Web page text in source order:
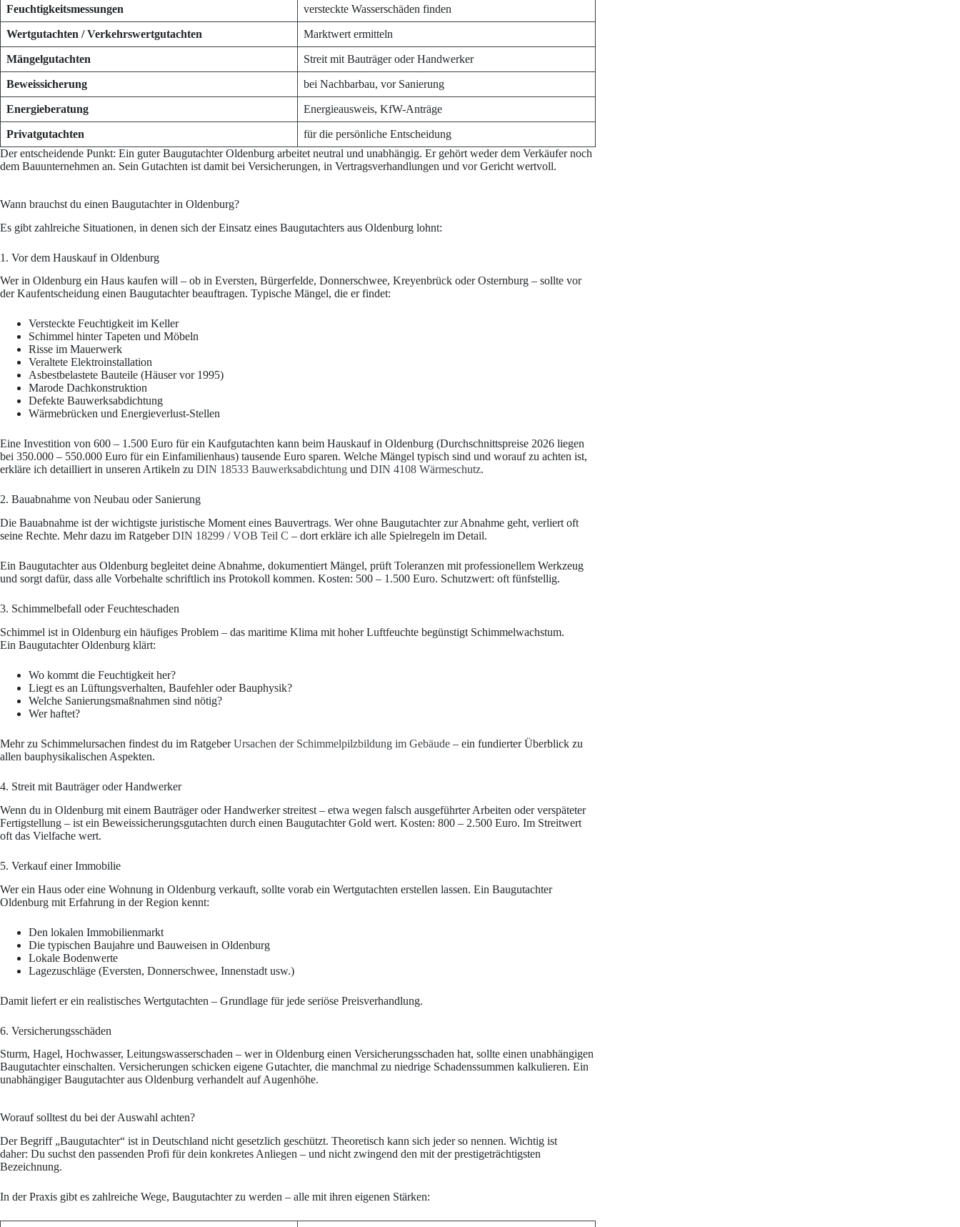
Feuchtigkeitsmessungen versteckte Wasserschäden finden
Wertgutachten / Verkehrswertgutachten Marktwert ermitteln
Mängelgutachten Streit mit Bauträger oder Handwerker
Beweissicherung bei Nachbarbau, vor Sanierung
Energieberatung Energieausweis, KfW-Anträge
Privatgutachten
für die persönliche Entscheidung
Der entscheidende Punkt: Ein guter Baugutachter Oldenburg arbeitet neutral und unabhängig. Er gehört weder dem Verkäufer noch
dem Bauunternehmen an. Sein Gutachten ist damit bei Versicherungen, in Vertragsverhandlungen und vor Gericht wertvoll.
Wann brauchst du einen Baugutachter in Oldenburg?
Es gibt zahlreiche Situationen, in denen sich der Einsatz eines Baugutachters aus Oldenburg lohnt:
1. Vor dem Hauskauf in Oldenburg
Wer in Oldenburg ein Haus kaufen will – ob in Eversten, Bürgerfelde, Donnerschwee, Kreyenbrück oder Osternburg – sollte vor
der Kaufentscheidung einen Baugutachter beauftragen. Typische Mängel, die er findet:
Versteckte Feuchtigkeit im Keller
Schimmel hinter Tapeten und Möbeln
Risse im Mauerwerk
Veraltete Elektroinstallation
Asbestbelastete Bauteile (Häuser vor 1995)
Marode Dachkonstruktion
Defekte Bauwerksabdichtung
Wärmebrücken und Energieverlust-Stellen
Eine Investition von 600 – 1.500 Euro für ein Kaufgutachten kann beim Hauskauf in Oldenburg (Durchschnittspreise 2026 liegen
bei 350.000 – 550.000 Euro für ein Einfamilienhaus) tausende Euro sparen. Welche Mängel typisch sind und worauf zu achten ist,
erkläre ich detailliert in unseren Artikeln zu DIN 18533 Bauwerksabdichtung und DIN 4108 Wärmeschutz.
2. Bauabnahme von Neubau oder Sanierung
Die Bauabnahme ist der wichtigste juristische Moment eines Bauvertrags. Wer ohne Baugutachter zur Abnahme geht, verliert oft
seine Rechte. Mehr dazu im RatgeberDIN 18299 / VOB Teil C – dort erkläre ich alle Spielregeln im Detail.
Ein Baugutachter aus Oldenburg begleitet deine Abnahme, dokumentiert Mängel, prüft Toleranzen mit professionellem Werkzeug
und sorgt dafür, dass alle Vorbehalte schriftlich ins Protokoll kommen. Kosten: 500 – 1.500 Euro. Schutzwert: oft fünfstellig.
3. Schimmelbefall oder Feuchteschaden
Schimmel ist in Oldenburg ein häufiges Problem – das maritime Klima mit hoher Luftfeuchte begünstigt Schimmelwachstum.
Ein Baugutachter Oldenburg klärt:
Wo kommt die Feuchtigkeit her?
Liegt es an Lüftungsverhalten, Baufehler oder Bauphysik?
Welche Sanierungsmaßnahmen sind nötig?
Wer haftet?
Mehr zu Schimmelursachen findest du im RatgeberUrsachen der Schimmelpilzbildung im Gebäude – ein fundierter Überblick zu
allen bauphysikalischen Aspekten.
4. Streit mit Bauträger oder Handwerker
Wenn du in Oldenburg mit einem Bauträger oder Handwerker streitest – etwa wegen falsch ausgeführter Arbeiten oder verspäteter
Fertigstellung – ist ein Beweissicherungsgutachten durch einen Baugutachter Gold wert. Kosten: 800 – 2.500 Euro. Im Streitwert
oft das Vielfache wert.
5. Verkauf einer Immobilie
Wer ein Haus oder eine Wohnung in Oldenburg verkauft, sollte vorab ein Wertgutachten erstellen lassen. Ein Baugutachter
Oldenburg mit Erfahrung in der Region kennt:
Den lokalen Immobilienmarkt
Die typischen Baujahre und Bauweisen in Oldenburg
Lokale Bodenwerte
Lagezuschläge (Eversten, Donnerschwee, Innenstadt usw.)
Damit liefert er ein realistisches Wertgutachten – Grundlage für jede seriöse Preisverhandlung.
6. Versicherungsschäden
Sturm, Hagel, Hochwasser, Leitungswasserschaden – wer in Oldenburg einen Versicherungsschaden hat, sollte einen unabhängigen
Baugutachter einschalten. Versicherungen schicken eigene Gutachter, die manchmal zu niedrige Schadenssummen kalkulieren. Ein
unabhängiger Baugutachter aus Oldenburg verhandelt auf Augenhöhe.
Worauf solltest du bei der Auswahl achten?
Der Begriff „Baugutachter“ ist in Deutschland nicht gesetzlich geschützt. Theoretisch kann sich jeder so nennen. Wichtig ist
daher: Du suchst den passenden Profi für dein konkretes Anliegen – und nicht zwingend den mit der prestigeträchtigsten
Bezeichnung.
In der Praxis gibt es zahlreiche Wege, Baugutachter zu werden – alle mit ihren eigenen Stärken: